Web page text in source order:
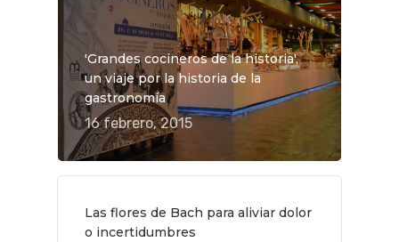
'Grandes cocineros de la historia',
un viaje por la historia de la
gastronomía
16 febrero, 2015
Las flores de Bach para aliviar dolor
o incertidumbres